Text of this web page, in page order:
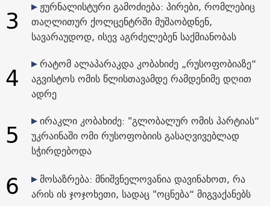
3
ჟურნალისტური გამოძიება: პირები, რომლებიც
თაღლითურ ქოლცენტრში მუშაობდნენ,
სავარაუდოდ, ისევ აგრძელებენ საქმიანობას
4
რატომ ალაპარაკდა კობახიძე „რუსოფობიაზე“
აგვისტოს ომის წლისთავამდე რამდენიმე დღით
ადრე
5
ირაკლი კობახიძე: "გლობალურ ომის პარტიას“
უკრაინაში ომი რუსოფობიის გასაღვივებლად
სჭირდებოდა
6
მოსაზრება: მნიშვნელოვანია დავინახოთ, რა
არის ის ჯოჯოხეთი, სადაც "ოცნება“ მიგვაქანებს